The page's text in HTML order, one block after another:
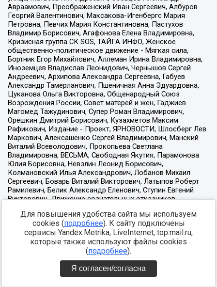
Для повышения удобства сайта мы используем
cookies (подробнее). К сайту подключены
сервисы Yandex.Metrika, LiveInternet, top.mail.ru,
которые также используют файлы cookies
(подробнее).
Я согласен/согласна